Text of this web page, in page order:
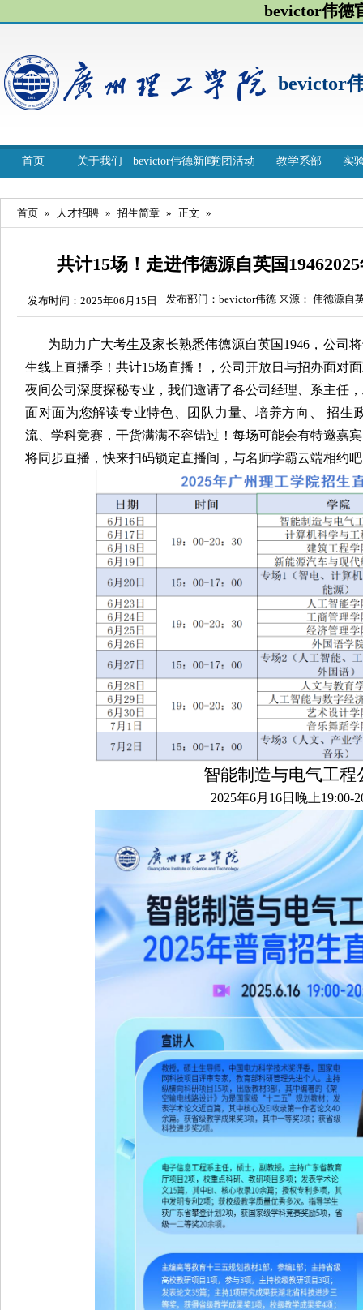
bevictor伟德
bevictor
首页 关于我们 bevictor伟德新闻党团活动 教学系部 实
首页 » 人才招聘 » 招生简章 » 正文 »
共计15场！走进伟德源自英国
发布时间：2025年06月15日 发布部门：bevictor伟德 来源： 伟德源自
为助力广大考生及家长熟悉伟德源自英国1946， 公司
生线上直播季！ 共计15场直播！， 公司开放日与招办面对
夜间公司深度探秘专业， 我们邀请了各公司经理、系主任，
面对面为您解读专业特色、团队力量、培养方向、 招生
流、学科竞赛， 干货满满不容错过！ 每场可能会有特邀嘉
将同步直播，快来扫码锁定直播间， 与名师学霸云端相约
智能制造与电气工程
2025年6月16日晚上19:00-